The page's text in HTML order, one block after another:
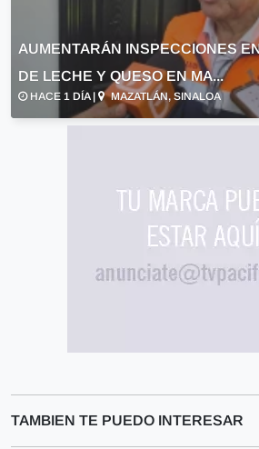
AUMENTARÁN INSPECCIONES
DE LECHE Y QUESO EN MA...
HACE 1 DÍA | MAZATLÁN, SINALOA
TAMBIEN TE PUEDO INTERESAR